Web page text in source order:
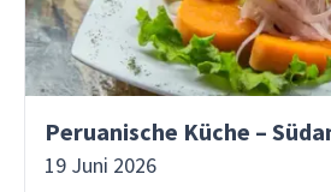
19 Juni 2026